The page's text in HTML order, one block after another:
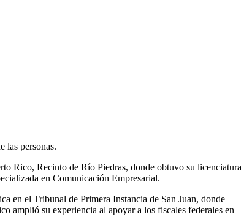
las personas.
Rico, Recinto de Río Piedras, donde obtuvo su licenciatura
en Comunicación Empresarial.
en el Tribunal de Primera Instancia de San Juan, donde
amplió su experiencia al apoyar a los fiscales federales en